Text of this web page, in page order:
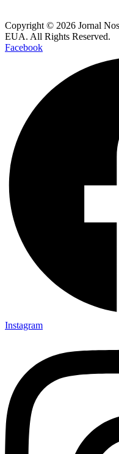
Copyright © 2026 Jornal
EUA. All Rights Reserved.
Facebook
Instagram